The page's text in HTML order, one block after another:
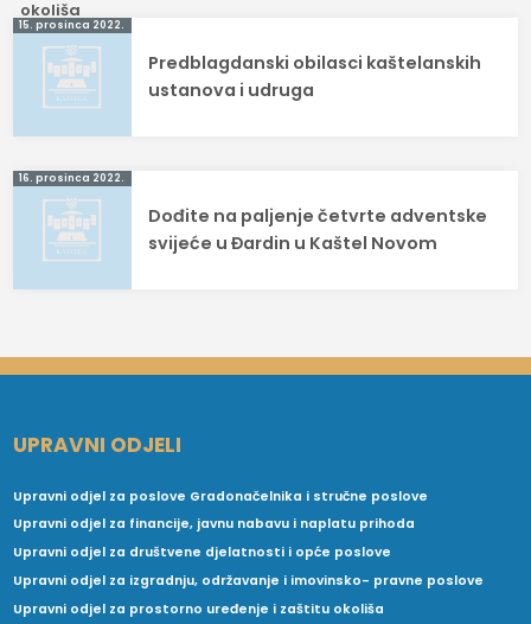
Navigacija
objava
15. prosinca 2022.
Predblagdanski obilasci kaštelanskih
ustanova i udruga
16. prosinca 2022.
Dođite na paljenje četvrte adventske
svijeće u Đardin u Kaštel Novom
UPRAVNI ODJELI
Upravni odjel za poslove Gradonačelnika i stručne poslove
Upravni odjel za financije, javnu nabavu i naplatu prihoda
Upravni odjel za društvene djelatnosti i opće poslove
Upravni odjel za izgradnju, održavanje i imovinsko- pravne poslove
Upravni odjel za prostorno uređenje i zaštitu okoliša